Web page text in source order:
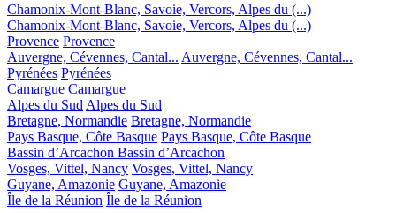
Chamonix-Mont-Blanc, Savoie, Vercors, Alpes du (...)
Chamonix-Mont-Blanc, Savoie, Vercors, Alpes du (...)
Provence Provence
Auvergne, Cévennes, Cantal... Auvergne, Cévennes, Cantal...
Pyrénées Pyrénées
Camargue Camargue
Alpes du Sud Alpes du Sud
Bretagne, Normandie Bretagne, Normandie
Pays Basque, Côte Basque Pays Basque, Côte Basque
Bassin d’Arcachon Bassin d’Arcachon
Vosges, Vittel, Nancy Vosges, Vittel, Nancy
Guyane, Amazonie Guyane, Amazonie
Île de la Réunion Île de la Réunion